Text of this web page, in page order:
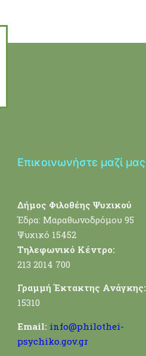
Επικοινωνήστε μαζί μας
Δήμος Φιλοθέης Ψυχικού
Έδρα: Μαραθωνοδρόμου 95
Ψυχικό 15452
Τηλεφωνικό Κέντρο:
213 2014 700
Γραμμή Έκτακτης Ανάγκης:
15310
Email: info@philothei-
psychiko.gov.gr